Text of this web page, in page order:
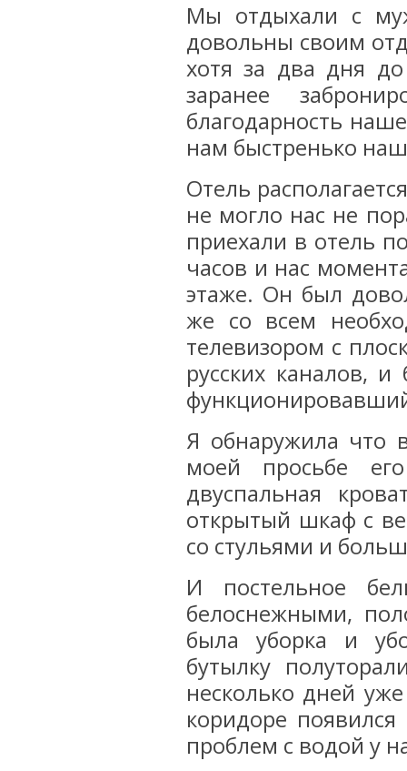
Мы отдыхали с
довольны своим
хотя за два дня
заранее
благодарность
нам быстренько
Отель
не могло нас не
приехали в отель
часов и нас
этаже. Он был
же со всем
телевизором с
русских каналов,
Я обнаружила что
моей просьбе
двуспальная
открытый шкаф с
со стульями и
И постельное
белоснежными,
была уборка и
бутылку
несколько дней
коридоре
проблем с водой у